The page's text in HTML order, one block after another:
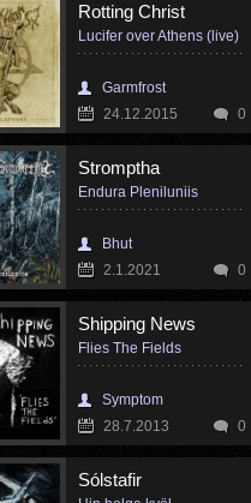
Rotting Christ
Lucifer over Athens (live)
Garmfrost
24.12.2015
0
Stromptha
Endura Pleniluniis
Bhut
2.1.2021
0
Shipping News
Flies The Fields
Symptom
28.7.2013
0
Sólstafir